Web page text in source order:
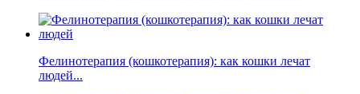
Фелинотерапия (кошкотерапия): как кошки лечат
людей...